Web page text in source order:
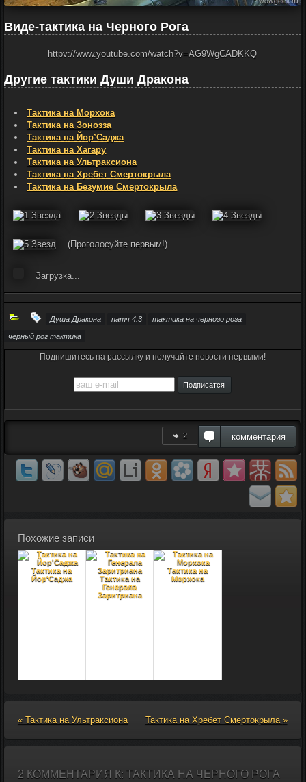
Виде-тактика на Черного Рога
httpv://www.youtube.com/watch?v=AG9WgCADKKQ
Другие тактики Души Дракона
Тактика на Морхока
Тактика на Зонозза
Тактика на Йор’Саджа
Тактика на Хагару
Тактика на Ультраксиона
Тактика на Хребет Смертокрыла
Тактика на Безумие Смертокрыла
(Проголосуйте первым!)
Загрузка...
Душа Дракона патч 4.3 тактика на черного рога
черный рог тактика
Подпишитесь на рассылку и получайте новости первыми!
2 комментария
Похожие записи
Тактика на
Йор'Саджа
Тактика на
Генерала
Заритриана
Тактика на
Морхока
« Тактика на Ультраксиона Тактика на Хребет Смертокрыла »
2 КОММЕНТАРИЯ К: ТАКТИКА НА ЧЕРНОГО РОГА